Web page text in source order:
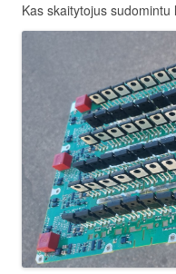
Kas skaitytojus sudomintu